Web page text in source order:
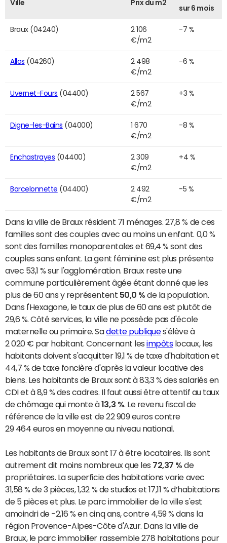
Ville Prix du m2
sur 6 mois
Braux (04240)
2 106
€/m2
-7 %
Allos (04260)
2 498
€/m2
-6 %
Uvernet-Fours (04400)
2 567
€/m2
+3 %
Digne-les-Bains (04000)
1 670
€/m2
-8 %
Enchastrayes (04400)
2 309
€/m2
+4 %
Barcelonnette (04400)
2 492
€/m2
-5 %
Dans la ville de Braux résident 71 ménages. 27,8 % de ces
familles sont des couples avec au moins un enfant. 0,0 %
sont des familles monoparentales et 69,4 % sont des
couples sans enfant. La gent féminine est plus présente
avec 53,1 % sur l'agglomération. Braux reste une
commune particulièrement âgée étant donné que les
plus de 60 ans y représentent 50,0 % de la population.
Dans l'Hexagone, le taux de plus de 60 ans est plutôt de
29,6 %. Côté services, la ville ne possède pas d'école
maternelle ou primaire. Sadette publiques'élève à
2 020 € par habitant. Concernant lesimpôtslocaux, les
habitants doivent s'acquitter 19,1 % de taxe d'habitation et
44,7 % de taxe foncière d'après la valeur locative des
biens. Les habitants de Braux sont à 83,3 % des salariés en
CDI et à 8,9 % des cadres. Il faut aussi être attentif au taux
de chômage qui monte à13,3 % . Le revenu fiscal de
référence de la ville est de 22 909 euros contre
29 464 euros en moyenne au niveau national.
Les habitants de Braux sont 17 à être locataires. Ils sont
autrement dit moins nombreux que les 72,37 % de
propriétaires. La superficie des habitations varie avec
31,58 % de 3 pièces, 1,32 % de studios et 17,11 % d’habitations
de 5 pièces et plus. Le parc immobilier de la ville s'est
amoindri de -2,16 % en cinq ans, contre 4,59 % dans la
région Provence-Alpes-Côte d'Azur. Dans la ville de
Braux, le parc immobilier rassemble 278 habitations pour